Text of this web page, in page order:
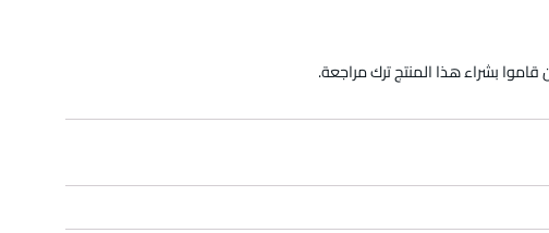
بشراء هذا المنتج ترك مراجعة.